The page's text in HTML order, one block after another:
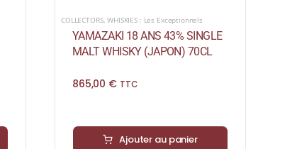
COLLECTORS,WHISKIES : Les Exceptionnels
YAMAZAKI 18 ANS 43% SINGLE
MALT WHISKY (JAPON) 70CL
865,00 € TTC
Ajouter au panier